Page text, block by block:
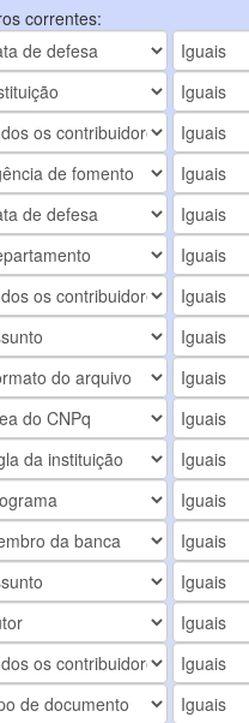
correntes: